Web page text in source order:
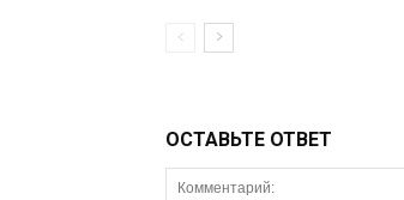
ОСТАВЬТЕ ОТВЕТ